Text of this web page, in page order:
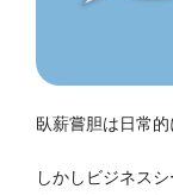
臥薪嘗胆は日常的
しかしビジネス